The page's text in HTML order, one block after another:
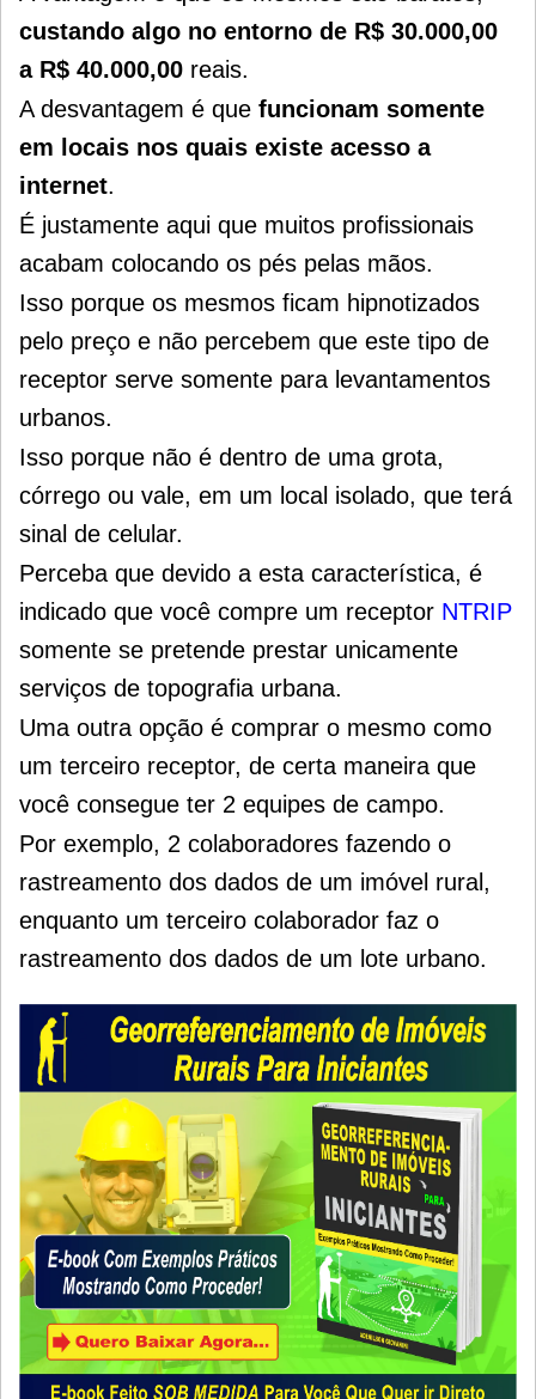
custando algo no entorno de R$ 30.000,00
a R$ 40.000,00 reais.
A desvantagem é que funcionam somente
em locais nos quais existe acesso a
internet.
É justamente aqui que muitos profissionais
acabam colocando os pés pelas mãos.
Isso porque os mesmos ficam hipnotizados
pelo preço e não percebem que este tipo de
receptor serve somente para levantamentos
urbanos.
Isso porque não é dentro de uma grota,
córrego ou vale, em um local isolado, que terá
sinal de celular.
Perceba que devido a esta característica, é
indicado que você compre um receptor NTRIP
somente se pretende prestar unicamente
serviços de topografia urbana.
Uma outra opção é comprar o mesmo como
um terceiro receptor, de certa maneira que
você consegue ter 2 equipes de campo.
Por exemplo, 2 colaboradores fazendo o
rastreamento dos dados de um imóvel rural,
enquanto um terceiro colaborador faz o
rastreamento dos dados de um lote urbano.